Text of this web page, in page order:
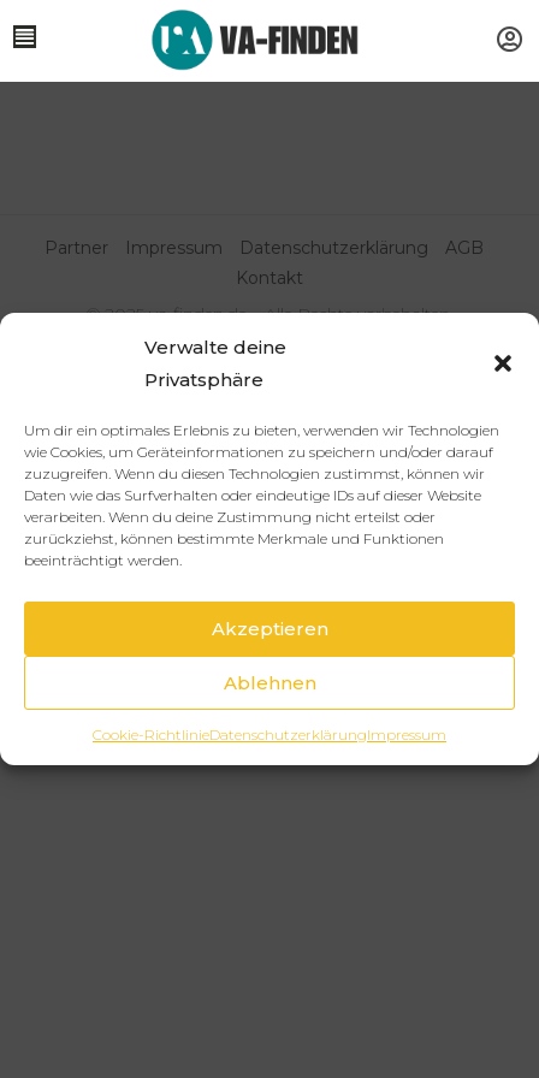
Verwalte deine
Privatsphäre
Um dir ein optimales Erlebnis zu bieten, verwenden wir Technologien
wie Cookies, um Geräteinformationen zu speichern und/oder darauf
zuzugreifen. Wenn du diesen Technologien zustimmst, können wir
Daten wie das Surfverhalten oder eindeutige IDs auf dieser Website
verarbeiten. Wenn du deine Zustimmung nicht erteilst oder
zurückziehst, können bestimmte Merkmale und Funktionen
beeinträchtigt werden.
Akzeptieren
Ablehnen
Cookie-RichtlinieDatenschutzerklärungImpressum
© 2025 va-finden.de – Alle Rechte vorbehalten.
Partner Impressum Datenschutzerklärung
AGB
Kontakt
Virtuelle Assistenz & Freelancer
finden | VA Expert:innenportal